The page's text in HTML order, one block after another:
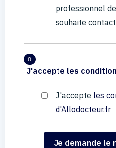
professionnel
souhaite
8
J'accepte les
J'accepte les
d'Allodocteur.fr